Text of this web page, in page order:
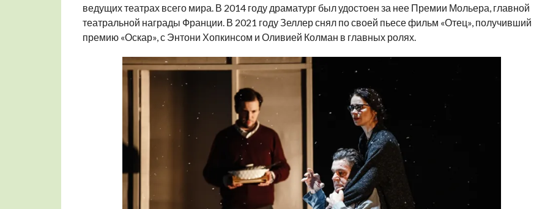
ведущих театрах всего мира. В 2014 году драматург был удостоен за нее Премии Мольера, главной
театральной награды Франции. В 2021 году Зеллер снял по своей пьесе фильм «Отец», получивший
премию «Оскар», с Энтони Хопкинсом и Оливией Колман в главных ролях.